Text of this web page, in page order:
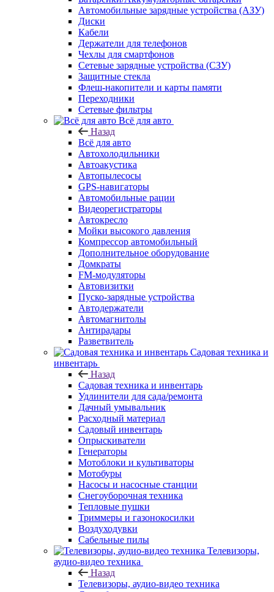
Автомобильные зарядные устройства (АЗУ)
Диски
Кабели
Держатели для телефонов
Чехлы для смартфонов
Сетевые зарядные устройства (СЗУ)
Защитные стекла
Флеш-накопители и карты памяти
Переходники
Сетевые фильтры
Всё для авто
Назад
Всё для авто
Автохолодильники
Автоакустика
Автопылесосы
GPS-навигаторы
Автомобильные рации
Видеорегистраторы
Автокресло
Мойки высокого давления
Компрессор автомобильный
Дополнительное оборудование
Домкраты
FM-модуляторы
Автовизитки
Пуско-зарядные устройства
Автодержатели
Автомагнитолы
Антирадары
Разветвитель
Садовая техника и
инвентарь
Назад
Садовая техника и инвентарь
Удлинители для сада/ремонта
Дачный умывальник
Расходный материал
Садовый инвентарь
Опрыскиватели
Генераторы
Мотоблоки и культиваторы
Мотобуры
Насосы и насосные станции
Снегоуборочная техника
Тепловые пушки
Триммеры и газонокосилки
Воздуходувки
Сабельные пилы
Телевизоры,
аудио-видео техника
Назад
Телевизоры, аудио-видео техника